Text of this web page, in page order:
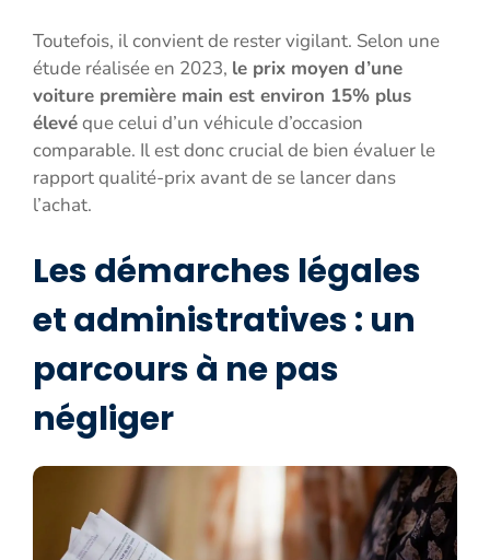
Toutefois, il convient de rester vigilant. Selon une
étude réalisée en 2023, le prix moyen d’une
voiture première main est environ 15% plus
élevéque celui d’un véhicule d’occasion
comparable. Il est donc crucial de bien évaluer le
rapport qualité-prix avant de se lancer dans
l’achat.
Les démarches légales
et administratives : un
parcours à ne pas
négliger